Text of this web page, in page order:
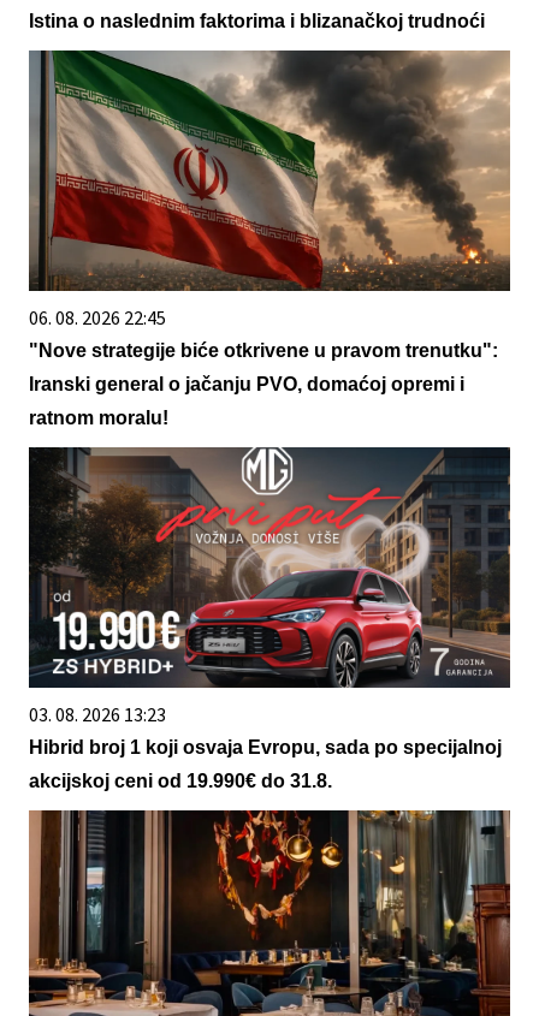
Istina o naslednim faktorima i blizanačkoj trudnoći
06. 08. 2026 22:45
"Nove strategije biće otkrivene u pravom trenutku":
Iranski general o jačanju PVO, domaćoj opremi i
ratnom moralu!
03. 08. 2026 13:23
Hibrid broj 1 koji osvaja Evropu, sada po specijalnoj
akcijskoj ceni od 19.990€ do 31.8.